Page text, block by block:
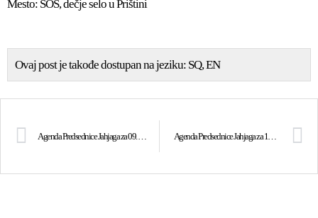
Mesto: SOS, dečje selo u Prištini
Ovaj post je takođe dostupan na jeziku: SQ EN
Agenda Predsednice Jahjaga za 09. novembar 2013 Agenda Predsednice Jahjaga za 16. i 17. Februar 2014